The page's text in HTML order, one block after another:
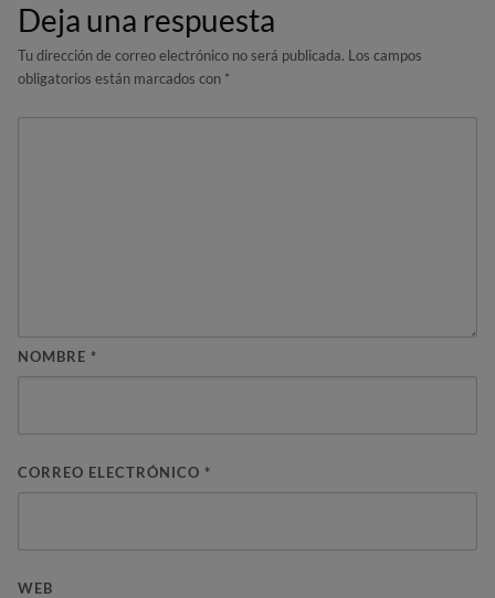
Deja una respuesta
Tu dirección de correo electrónico no será publicada. Los campos
obligatorios están marcados con *
NOMBRE *
CORREO ELECTRÓNICO *
WEB